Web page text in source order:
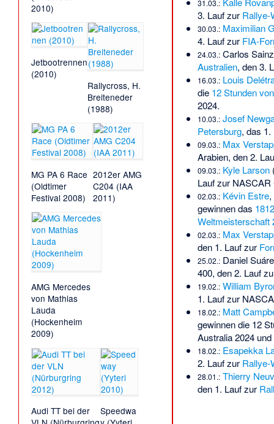
31.03.:
3. Lauf zur Rallye-
30.03.: Maximilian
4. Lauf zur FIA-
24.03.: Carlos
Australien, den 3.
16.03.: Louis
die 12 Stunden
2024.
10.03.: Josef
Petersburg, das
09.03.: Max
Arabien, den 2.
09.03.: Kyle Larson
Lauf zur NASCAR
02.03.: Kévin Estre,
gewinnen das
Weltmeisterschaft
02.03.: Max
den 1. Lauf zur
25.02.: Daniel
400, den 2. Lauf
19.02.: William
1. Lauf zur
18.02.: Matt
gewinnen die 12
Australia 2024
18.02.: Esapekka
2. Lauf zur Rallye-
28.01.: Thierry
den 1. Lauf zur
2010)
Jetbootrennen
(2010)
Rallycross, H.
Breiteneder
(1988)
MG PA 6 Race
(Oldtimer
Festival 2008)
2012er AMG
C204 (IAA
2011)
AMG Mercedes
von Mathias
Lauda
(Hockenheim
2009)
Audi TT bei der
Speedwa